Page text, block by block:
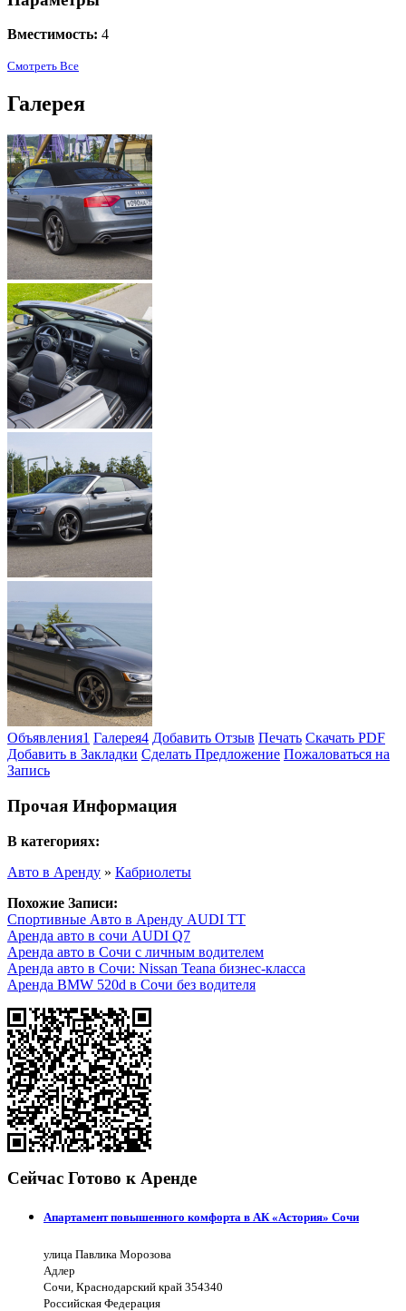
Вместимость: 4
Смотреть Все
Галерея
Объявления1 Галерея4 Добавить Отзыв Печать Скачать PDF
Добавить в Закладки Сделать Предложение Пожаловаться на
Запись
Прочая Информация
В категориях:
Авто в Аренду » Кабриолеты
Похожие Записи:
Спортивные Авто в Аренду AUDI TT
Аренда авто в сочи AUDI Q7
Аренда авто в Сочи с личным водителем
Аренда авто в Сочи: Nissan Teana бизнес-класса
Аренда BMW 520d в Сочи без водителя
Сейчас Готово к Аренде
Апартамент повышенного комфорта в АК «Астория» Сочи
улица Павлика Морозова
Адлер
Сочи, Краснодарский край 354340
Российская Федерация